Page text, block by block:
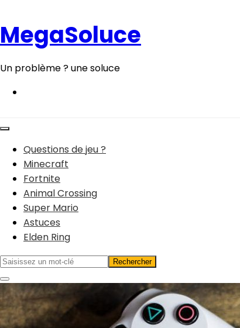
contenu
MegaSoluce
Un problème ? une soluce
Questions de jeu ?
Minecraft
Fortnite
Animal Crossing
Super Mario
Astuces
Elden Ring